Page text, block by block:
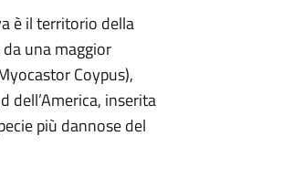
è il territorio della
una maggior
Coypus),
dell’America, inserita
più dannose del